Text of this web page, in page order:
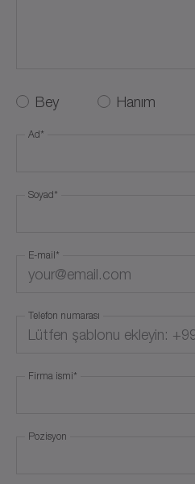
Career
Others
Bey Hanım
Ad*
Soyad*
E-mail*
Telefon numarası
Firma ismi*
Pozisyon